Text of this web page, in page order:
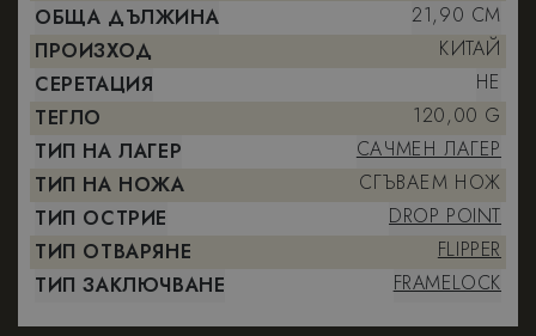
ОБЩА ДЪЛЖИНА
21,90 CM
ПРОИЗХОД
КИТАЙ
СЕРЕТАЦИЯ
НЕ
ТЕГЛО
120,00 G
ТИП НА ЛАГЕР
САЧМЕН ЛАГЕР
ТИП НА НОЖА
СГЪВАЕМ НОЖ
ТИП ОСТРИЕ
DROP POINT
ТИП ОТВАРЯНЕ
FLIPPER
ТИП ЗАКЛЮЧВАНЕ
FRAMELOCK